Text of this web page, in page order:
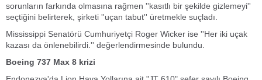
sorunların farkında olmasına rağmen ''kasıtlı bir şekilde gizlemeyi''
seçtiğini belirterek, şirketi ''uçan tabut'' üretmekle suçladı.
Mississippi Senatörü Cumhuriyetçi Roger Wicker ise ''Her iki uçak
kazası da önlenebilirdi.'' değerlendirmesinde bulundu.
Boeing 737 Max 8 krizi